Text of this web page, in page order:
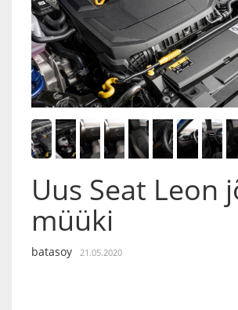
Uus Seat Leon
müüki
batasoy 21.05.2020